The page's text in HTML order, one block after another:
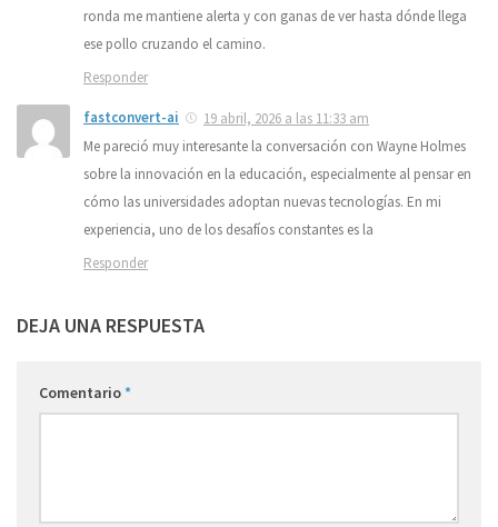
ronda me mantiene alerta y con ganas de ver hasta dónde llega
ese pollo cruzando el camino.
Responder
fastconvert-ai
19 abril, 2026 a las 11:33 am
Me pareció muy interesante la conversación con Wayne Holmes
sobre la innovación en la educación, especialmente al pensar en
cómo las universidades adoptan nuevas tecnologías. En mi
experiencia, uno de los desafíos constantes es la
Responder
DEJA UNA RESPUESTA
Comentario*